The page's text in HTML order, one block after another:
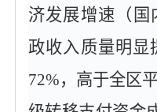
济发展增速（国
政收入质量明显
72%，高于全区